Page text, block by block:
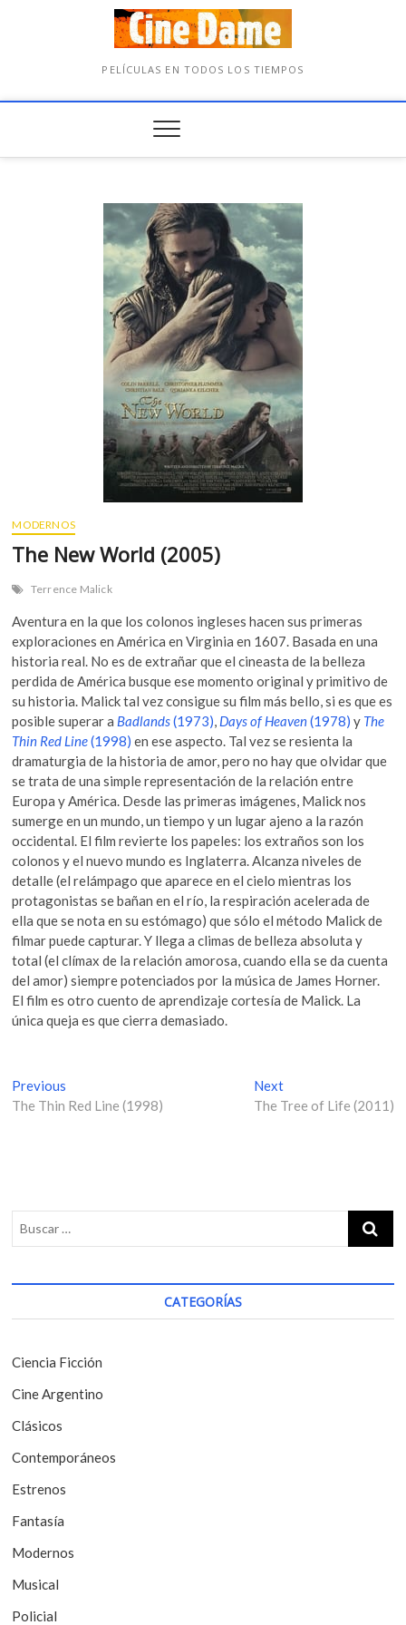
PELÍCULAS EN TODOS LOS TIEMPOS
MODERNOS
The New World (2005)
Terrence Malick
Aventura en la que los colonos ingleses hacen sus primeras
exploraciones en América en Virginia en 1607. Basada en una
historia real. No es de extrañar que el cineasta de la belleza
perdida de América busque ese momento original y primitivo de
su historia. Malick tal vez consigue su film más bello, si es que es
posible superar a Badlands(1973), Days of Heaven(1978) y The
Thin Red Line(1998) en ese aspecto. Tal vez se resienta la
dramaturgia de la historia de amor, pero no hay que olvidar que
se trata de una simple representación de la relación entre
Europa y América. Desde las primeras imágenes, Malick nos
sumerge en un mundo, un tiempo y un lugar ajeno a la razón
occidental. El film revierte los papeles: los extraños son los
colonos y el nuevo mundo es Inglaterra. Alcanza niveles de
detalle (el relámpago que aparece en el cielo mientras los
protagonistas se bañan en el río, la respiración acelerada de
ella que se nota en su estómago) que sólo el método Malick de
filmar puede capturar. Y llega a climas de belleza absoluta y
total (el clímax de la relación amorosa, cuando ella se da cuenta
del amor) siempre potenciados por la música de James Horner.
El film es otro cuento de aprendizaje cortesía de Malick. La
única queja es que cierra demasiado.
N
a
g
a
i
ó
n
e
e
n
t
r
a
d
a
Previous
r
p
s
:
The Thin Red Line (1998)
NextN
e
:
The Tree of Life (2011)
CATEGORÍAS
Ciencia Ficción
Cine Argentino
Clásicos
Contemporáneos
Estrenos
Fantasía
Modernos
Musical
Policial